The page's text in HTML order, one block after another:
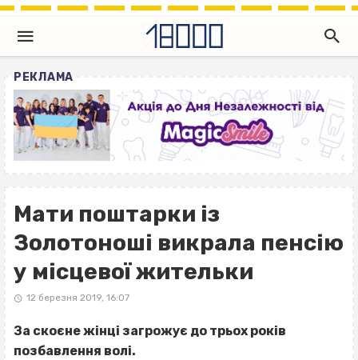
РЕКЛАМА
Мати поштарки із
Золотоноші викрала пенсію
у місцевої жительки
12 березня 2019, 16:07
За скоєне жінці загрожує до трьох років
позбавлення волі.